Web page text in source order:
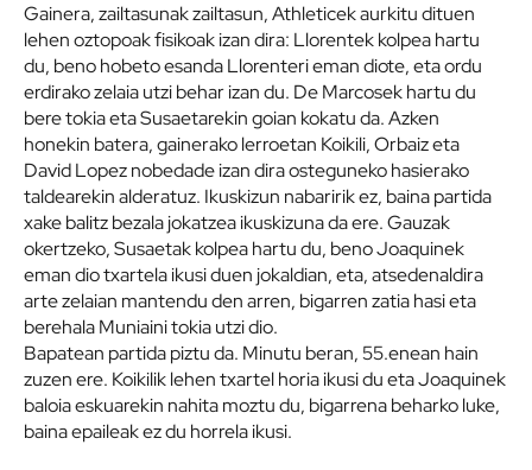
Gainera, zailtasunak zailtasun, Athleticek aurkitu dituen
lehen oztopoak fisikoak izan dira: Llorentek kolpea hartu
du, beno hobeto esanda Llorenteri eman diote, eta ordu
erdirako zelaia utzi behar izan du. De Marcosek hartu du
bere tokia eta Susaetarekin goian kokatu da. Azken
honekin batera, gainerako lerroetan Koikili, Orbaiz eta
David Lopez nobedade izan dira osteguneko hasierako
taldearekin alderatuz. Ikuskizun nabaririk ez, baina partida
xake balitz bezala jokatzea ikuskizuna da ere. Gauzak
okertzeko, Susaetak kolpea hartu du, beno Joaquinek
eman dio txartela ikusi duen jokaldian, eta, atsedenaldira
arte zelaian mantendu den arren, bigarren zatia hasi eta
berehala Muniaini tokia utzi dio.
Bapatean partida piztu da. Minutu beran, 55.enean hain
zuzen ere. Koikilik lehen txartel horia ikusi du eta Joaquinek
baloia eskuarekin nahita moztu du, bigarrena beharko luke,
baina epaileak ez du horrela ikusi.